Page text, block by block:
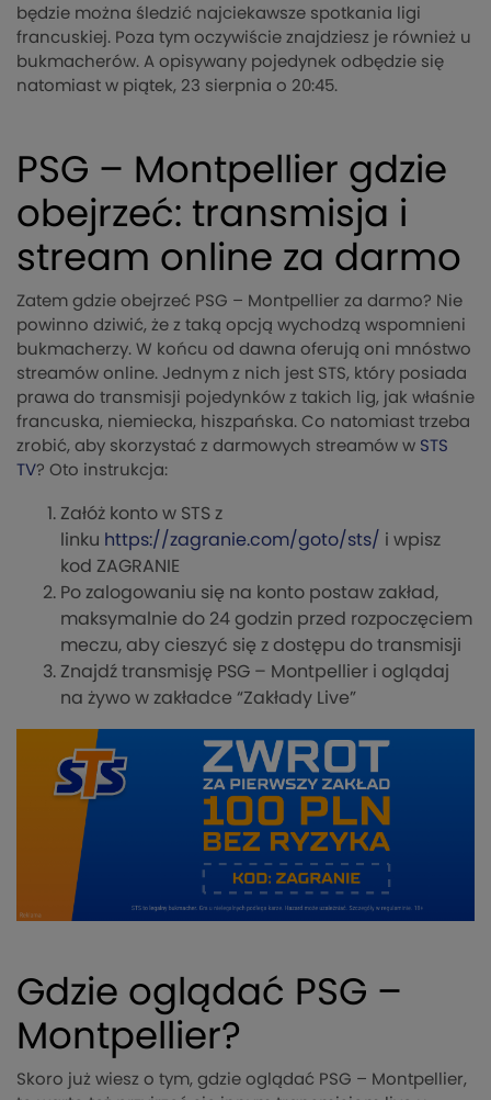
będzie można śledzić najciekawsze spotkania ligi
francuskiej. Poza tym oczywiście znajdziesz je również u
bukmacherów. A opisywany pojedynek odbędzie się
natomiast w piątek, 23 sierpnia o 20:45.
PSG – Montpellier gdzie
obejrzeć: transmisja i
stream online za darmo
Zatem gdzie obejrzeć PSG – Montpellier za darmo? Nie
powinno dziwić, że z taką opcją wychodzą wspomnieni
bukmacherzy. W końcu od dawna oferują oni mnóstwo
streamów online. Jednym z nich jest STS, który posiada
prawa do transmisji pojedynków z takich lig, jak właśnie
francuska, niemiecka, hiszpańska. Co natomiast trzeba
zrobić, aby skorzystać z darmowych streamów w STS
TV? Oto instrukcja:
Załóż konto w STS z
linku https://zagranie.com/goto/sts/ i wpisz
kod ZAGRANIE
Po zalogowaniu się na konto postaw zakład,
maksymalnie do 24 godzin przed rozpoczęciem
meczu, aby cieszyć się z dostępu do transmisji
Znajdź transmisję PSG – Montpellier i oglądaj
na żywo w zakładce “Zakłady Live”
Gdzie oglądać PSG –
Montpellier?
Skoro już wiesz o tym, gdzie oglądać PSG – Montpellier,